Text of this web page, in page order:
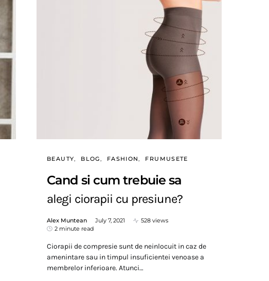
BEAUTY BLOG FASHION FRUMUSETE
Cand si cum trebuie sa
alegi ciorapii cu presiune?
Alex Muntean July 7, 2021
528 views
2 minute read
Ciorapii de compresie sunt de neinlocuit in caz de
amenintare sau in timpul insuficientei venoase a
membrelor inferioare. Atunci…